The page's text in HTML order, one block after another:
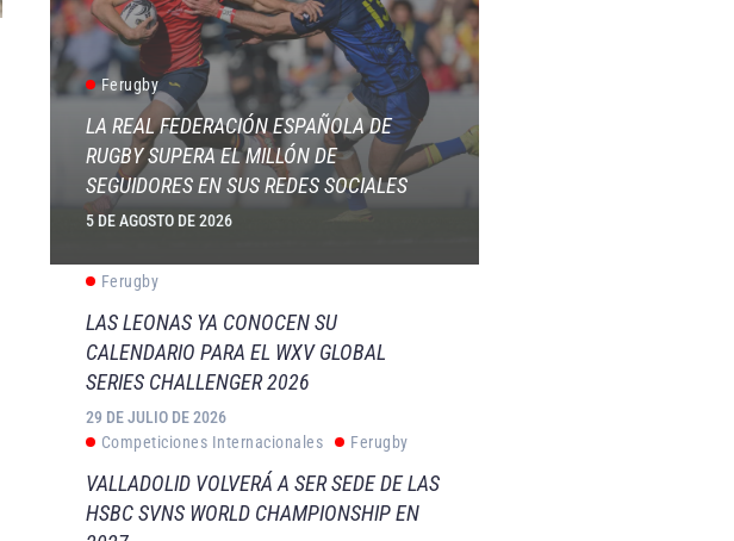
Ferugby
LA REAL FEDERACIÓN ESPAÑOLA DE
RUGBY SUPERA EL MILLÓN DE
SEGUIDORES EN SUS REDES SOCIALES
5 DE AGOSTO DE 2026
Ferugby
LAS LEONAS YA CONOCEN SU
CALENDARIO PARA EL WXV GLOBAL
SERIES CHALLENGER 2026
29 DE JULIO DE 2026
Competiciones Internacionales
Ferugby
VALLADOLID VOLVERÁ A SER SEDE DE LAS
HSBC SVNS WORLD CHAMPIONSHIP EN